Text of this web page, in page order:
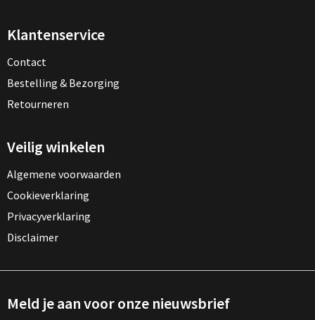
Klantenservice
Contact
Bestelling & Bezorging
Retourneren
Veilig winkelen
Algemene voorwaarden
Cookieverklaring
Privacyverklaring
Disclaimer
Meld je aan voor onze nieuwsbrief